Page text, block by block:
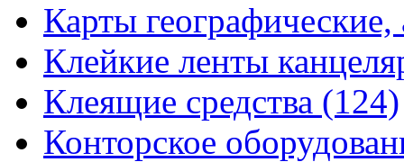
Карты
Клейкие ленты
Клеящие средства (124)
Конторское